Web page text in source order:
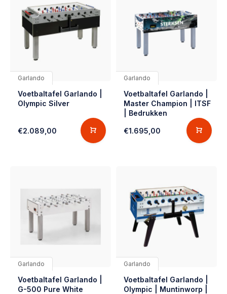
Garlando
Voetbaltafel Garlando |
Olympic Silver
€2.089,00
Garlando
Voetbaltafel Garlando |
Master Champion | ITSF
| Bedrukken
€1.695,00
Garlando
Voetbaltafel Garlando |
G-500 Pure White
Garlando
Voetbaltafel Garlando |
Olympic | Muntinworp |